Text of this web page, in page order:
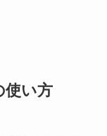
使い方